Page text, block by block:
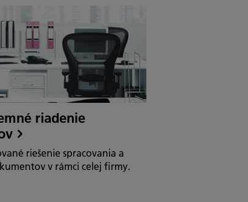
riadenie
riešenie spracovania a
v rámci celej firmy.